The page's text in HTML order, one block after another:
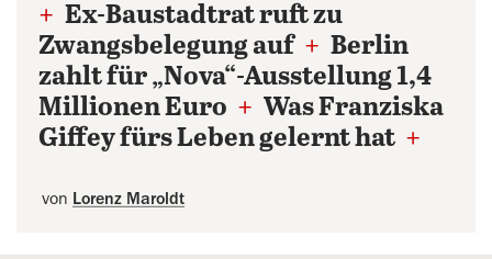
+ Ex-Baustadtrat ruft zu
Zwangsbelegung auf + Berlin
zahlt für „Nova“-Ausstellung 1,4
Millionen Euro + Was Franziska
Giffey fürs Leben gelernt hat +
von Lorenz Maroldt